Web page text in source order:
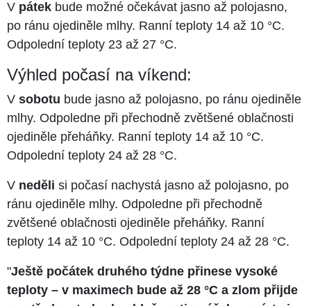
V pátek bude možné očekávat jasno až polojasno,
po ránu ojediněle mlhy. Ranní teploty 14 až 10 °C.
Odpolední teploty 23 až 27 °C.
Výhled počasí na víkend:
V sobotu bude jasno až polojasno, po ránu ojediněle
mlhy. Odpoledne při přechodně zvětšené oblačnosti
ojediněle přeháňky. Ranní teploty 14 až 10 °C.
Odpolední teploty 24 až 28 °C.
V neděli si počasí nachystá jasno až polojasno, po
ránu ojediněle mlhy. Odpoledne při přechodně
zvětšené oblačnosti ojediněle přeháňky. Ranní
teploty 14 až 10 °C. Odpolední teploty 24 až 28 °C.
"Ještě počátek druhého týdne přinese vysoké
teploty – v maximech bude až 28 °C a zlom přijde